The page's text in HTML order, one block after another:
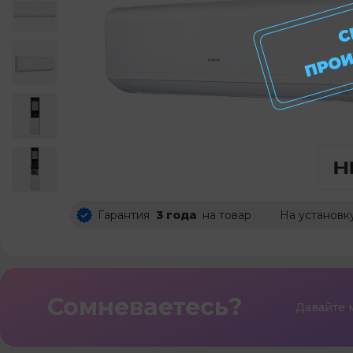
Гарантия 3 года на товар На
Сомневаетесь? Давайте